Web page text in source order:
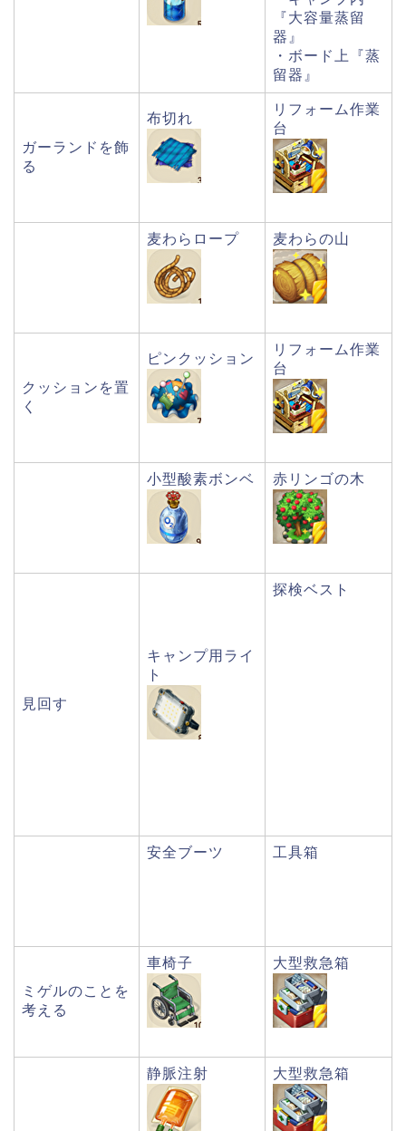
『大容量蒸留
器』
・ボード上『蒸
留器』
ガーランドを飾
る
布切れ
リフォーム作業
台
麦わらロープ 麦わらの山
クッションを置
く
ピンクッション
リフォーム作業
台
小型酸素ボンベ 赤リンゴの木
見回す
キャンプ用ライ
ト
探検ベスト
安全ブーツ 工具箱
ミゲルのことを
考える
車椅子 大型救急箱
静脈注射 大型救急箱